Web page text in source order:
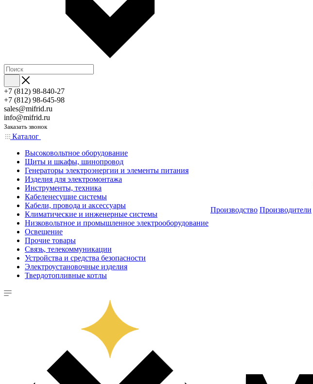
+7 (812) 98-840-27
+7 (812) 98-645-98
sales@mifrid.ru
info@mifrid.ru
Заказать звонок
Каталог
Высоковольтное оборудование
Щиты и шкафы, шинопровод
Генераторы электроэнергии и элементы питания
Изделия для электромонтажа
Инструменты, техника
Кабеленесущие системы
Кабели, провода и аксессуары
Климатические и инженерные системы
Низковольтное и промышленное электрооборудование
Освещение
Прочие товары
Связь, телекоммуникации
Устройства и средства безопасности
Электроустановочные изделия
Твердотопливные котлы
Производство Производители